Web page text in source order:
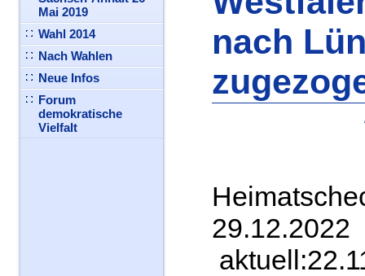
Mai 2019
Wahl 2014
Nach Wahlen
Neue Infos
Forum
demokratische
Vielfalt
nach